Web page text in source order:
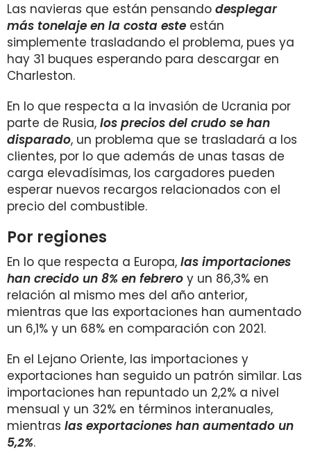
Las navieras que están pensando desplegar
más tonelaje en la costa este están
simplemente trasladando el problema, pues ya
hay 31 buques esperando para descargar en
Charleston.
En lo que respecta a la invasión de Ucrania por
parte de Rusia, los precios del crudo se han
disparado, un problema que se trasladará a los
clientes, por lo que además de unas tasas de
carga elevadísimas, los cargadores pueden
esperar nuevos recargos relacionados con el
precio del combustible.
Por regiones
En lo que respecta a Europa, las importaciones
han crecido un 8% en febrero y un 86,3% en
relación al mismo mes del año anterior,
mientras que las exportaciones han aumentado
un 6,1% y un 68% en comparación con 2021.
En el Lejano Oriente, las importaciones y
exportaciones han seguido un patrón similar. Las
importaciones han repuntado un 2,2% a nivel
mensual y un 32% en términos interanuales,
mientras las exportaciones han aumentado un
5,2%.